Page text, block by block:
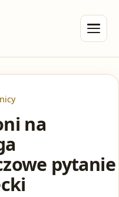
na
pytanie